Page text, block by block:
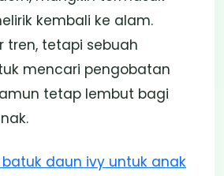
kembali ke alam.
tren, tetapi sebuah
mencari pengobatan
tetap lembut bagi
daun ivy untuk anak